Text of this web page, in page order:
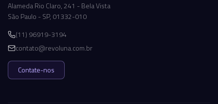
Alameda Rio Claro, 241 - Bela Vista
São Paulo - SP, 01332-010
(11) 96919-3194
contato@revoluna.com.br
Contate-nos